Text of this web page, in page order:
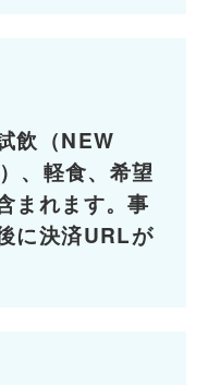
飲（NEW
、軽食、希望
まれます。事
に決済URLが